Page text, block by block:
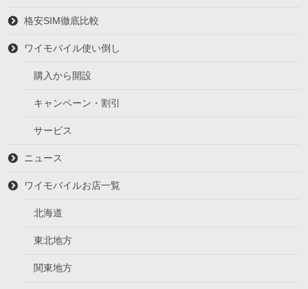
格安SIM徹底比較
ワイモバイル使い倒し
購入から開設
キャンペーン・割引
サービス
ニュース
ワイモバイルお店一覧
北海道
東北地方
関東地方